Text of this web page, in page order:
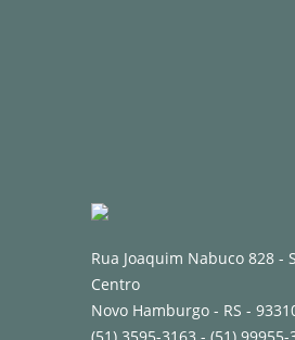
Rua Joaquim Nabuco 828 -
Centro
Novo Hamburgo - RS -